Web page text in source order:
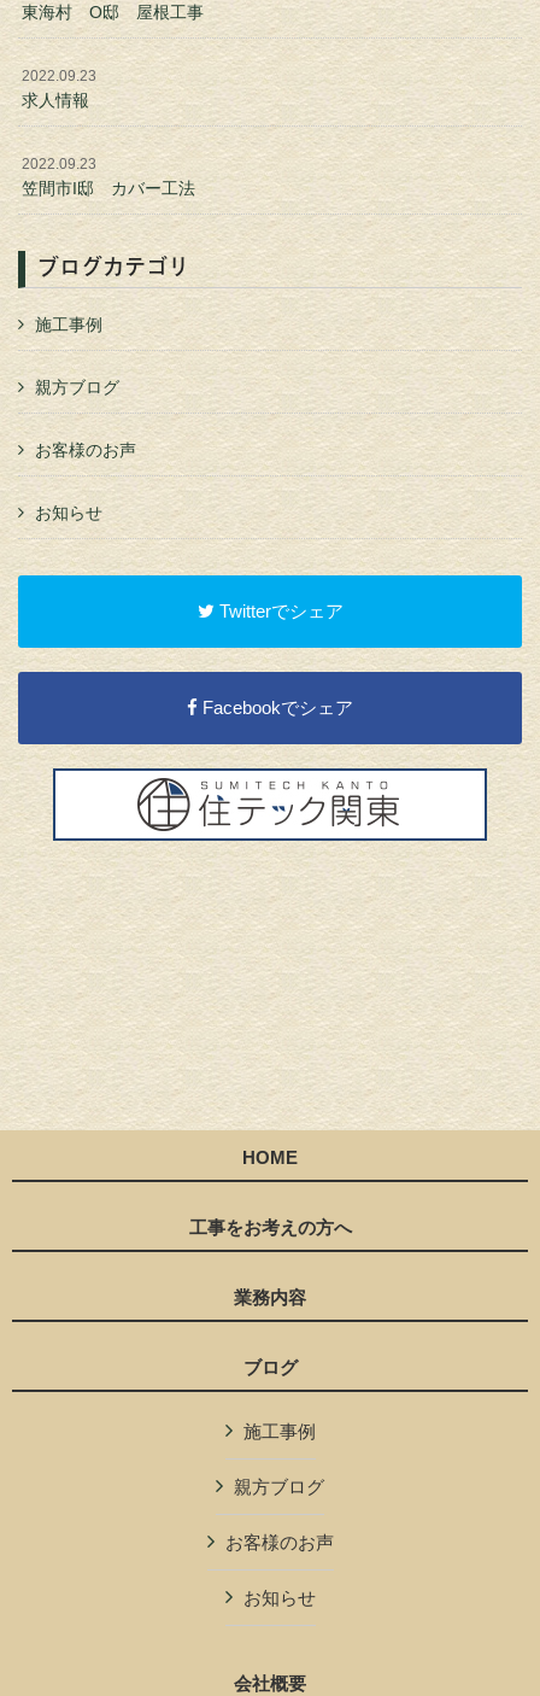
東海村 O邸 屋根工事
2022.09.23
求人情報
2022.09.23
笠間市I邸 カバー工法
ブログカテゴリ
施工事例
親方ブログ
お客様のお声
お知らせ
Twitterでシェア
Facebookでシェア
HOME
工事をお考えの方へ
業務内容
ブログ
施工事例
親方ブログ
お客様のお声
お知らせ
会社概要